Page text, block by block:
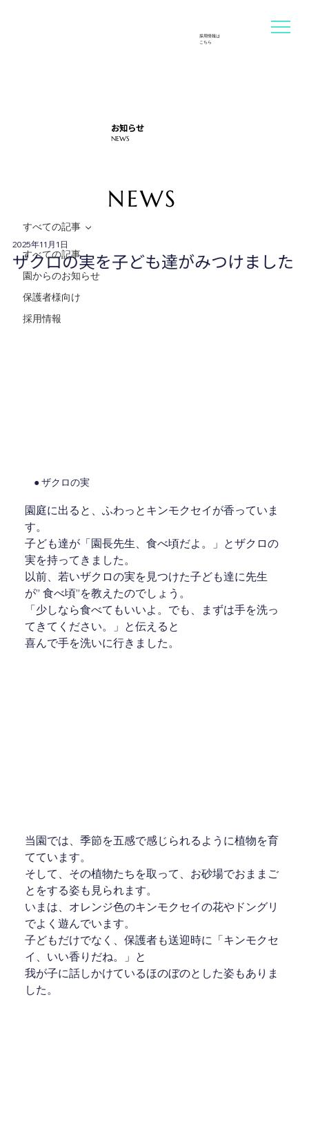
採用情報は
​こちら
NEWS
お知らせ
NEWS
すべての記事
園からのお知らせ
保護者様向け
採用情報
すべての記事
ザクロの実を子ども達がみつけました
2025年11月1日
● ザクロの実
園庭に出ると、ふわっとキンモクセイが香っていま
す。
子ども達が「園長先生、食べ頃だよ。」とザクロの
実を持ってきました。
以前、若いザクロの実を見つけた子ども達に先生
が” 食べ頃”を教えたのでしょう。
「少しなら食べてもいいよ。でも、まずは手を洗っ
てきてください。」と伝えると
喜んで手を洗いに行きました。
当園では、季節を五感で感じられるように植物を育
てています。
そして、その植物たちを取って、お砂場でおままご
とをする姿も見られます。
いまは、オレンジ色のキンモクセイの花やドングリ
でよく遊んでいます。
子どもだけでなく、保護者も送迎時に「キンモクセ
イ、いい香りだね。」と
我が子に話しかけているほのぼのとした姿もありま
した。